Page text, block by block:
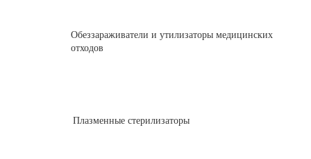
Обеззараживатели и утилизаторы медицинских
отходов
Плазменные стерилизаторы